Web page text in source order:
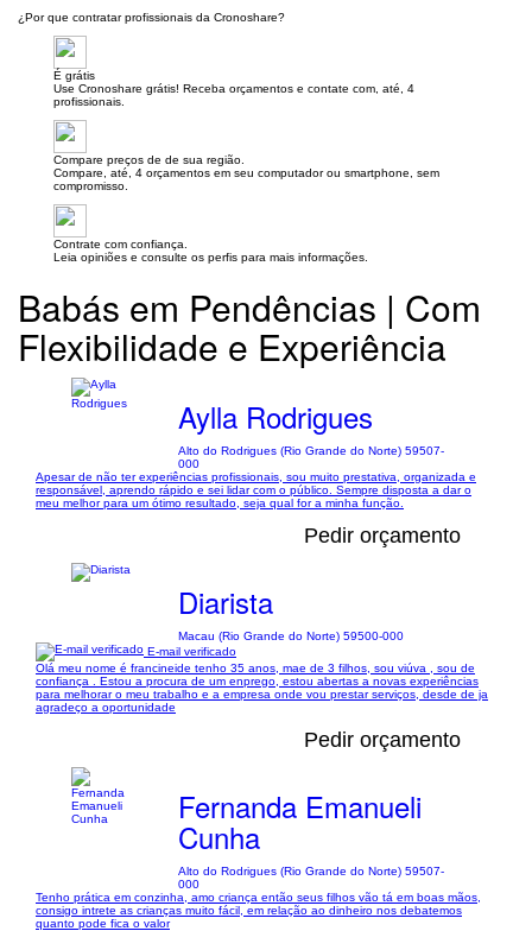
¿Por que contratar profissionais da Cronoshare?
É grátis
Use Cronoshare grátis! Receba orçamentos e contate com, até, 4
profissionais.
Compare preços de de sua região.
Compare, até, 4 orçamentos em seu computador ou smartphone, sem
compromisso.
Contrate com confiança.
Leia opiniões e consulte os perfis para mais informações.
Babás em Pendências | Com
Flexibilidade e Experiência
Aylla Rodrigues
Alto do Rodrigues (Rio Grande do Norte) 59507-
000
Apesar de não ter experiências profissionais, sou muito prestativa, organizada e
responsável, aprendo rápido e sei lidar com o público. Sempre disposta a dar o
meu melhor para um ótimo resultado, seja qual for a minha função.
Pedir orçamento
Diarista
Macau (Rio Grande do Norte) 59500-000
E-mail verificado
Olá meu nome é francineide tenho 35 anos, mae de 3 filhos, sou viúva , sou de
confiança . Estou a procura de um enprego, estou abertas a novas experiências
para melhorar o meu trabalho e a empresa onde vou prestar serviços, desde de ja
agradeço a oportunidade
Pedir orçamento
Fernanda Emanueli
Cunha
Alto do Rodrigues (Rio Grande do Norte) 59507-
000
Tenho prática em conzinha, amo criança então seus filhos vão tá em boas mãos,
consigo intrete as crianças muito fácil, em relação ao dinheiro nos debatemos
quanto pode fica o valor